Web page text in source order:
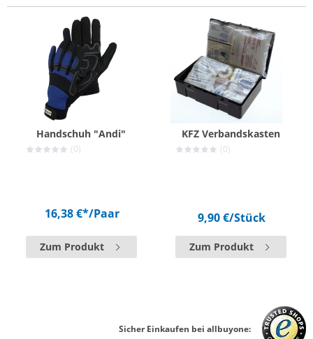
Handschuh "Andi"
(0)
16,38 €*/Paar
Zum Produkt
KFZ Verbandskasten
(0)
9,90 €/Stück
Zum Produkt
Sicher Einkaufen bei allbuyone: